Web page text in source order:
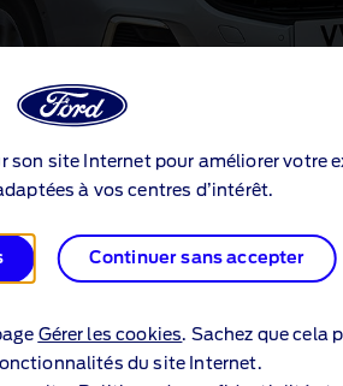
site Internet pour améliorer votre
à vos centres d’intérêt.
Continuer sans accepter
Gérer les cookies. Sachez que cela
du site Internet.